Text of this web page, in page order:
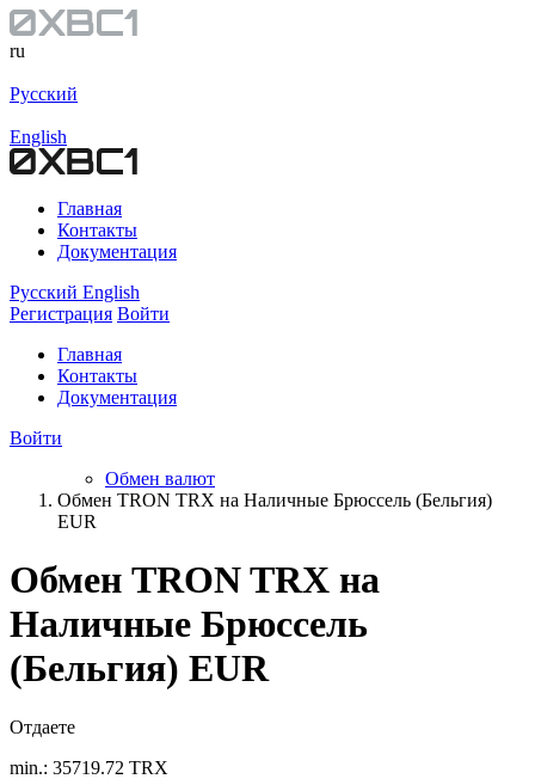
ru
Русский
English
Главная
Контакты
Документация
Русский English
Регистрация Войти
Главная
Контакты
Документация
Войти
Обмен валют
Обмен TRON TRX на Наличные Брюссель (Бельгия)
EUR
Обмен TRON TRX на
Наличные Брюссель
(Бельгия) EUR
Отдаете
min.: 35719.72 TRX